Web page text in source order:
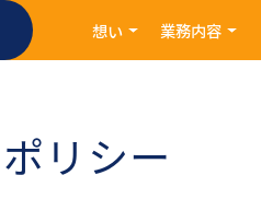
想い 業務内容
リシー